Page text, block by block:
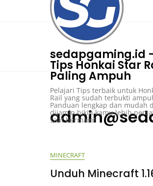
sedapgaming.id
Tips Honkai Star
Paling Ampuh
Pelajari Tips terbaik untuk
Rail yang sudah terbukti
Panduan lengkap dan mudah
dijamin bikin kamu lebih
saat bermain!
MINECRAFT
Unduh Minecraft